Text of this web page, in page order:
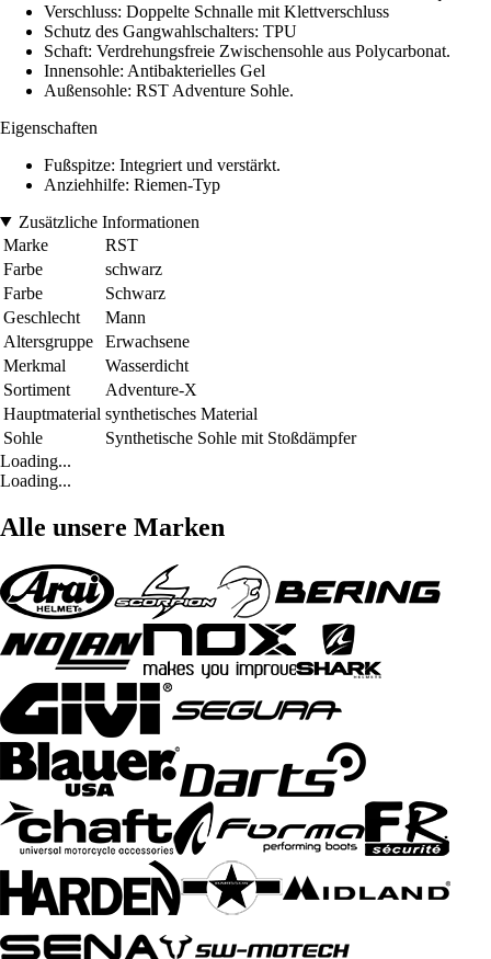
Verschluss: Doppelte Schnalle mit Klettverschluss
Schutz des Gangwahlschalters: TPU
Schaft: Verdrehungsfreie Zwischensohle aus Polycarbonat.
Innensohle: Antibakterielles Gel
Außensohle: RST Adventure Sohle.
Eigenschaften
Fußspitze: Integriert und verstärkt.
Anziehhilfe: Riemen-Typ
Zusätzliche Informationen
Marke
RST
Farbe
schwarz
Farbe
Schwarz
Geschlecht
Mann
Altersgruppe
Erwachsene
Merkmal
Wasserdicht
Sortiment
Adventure-X
Hauptmaterial synthetisches Material
Sohle
Synthetische Sohle mit Stoßdämpfer
Loading...
Loading...
Alle unsere Marken